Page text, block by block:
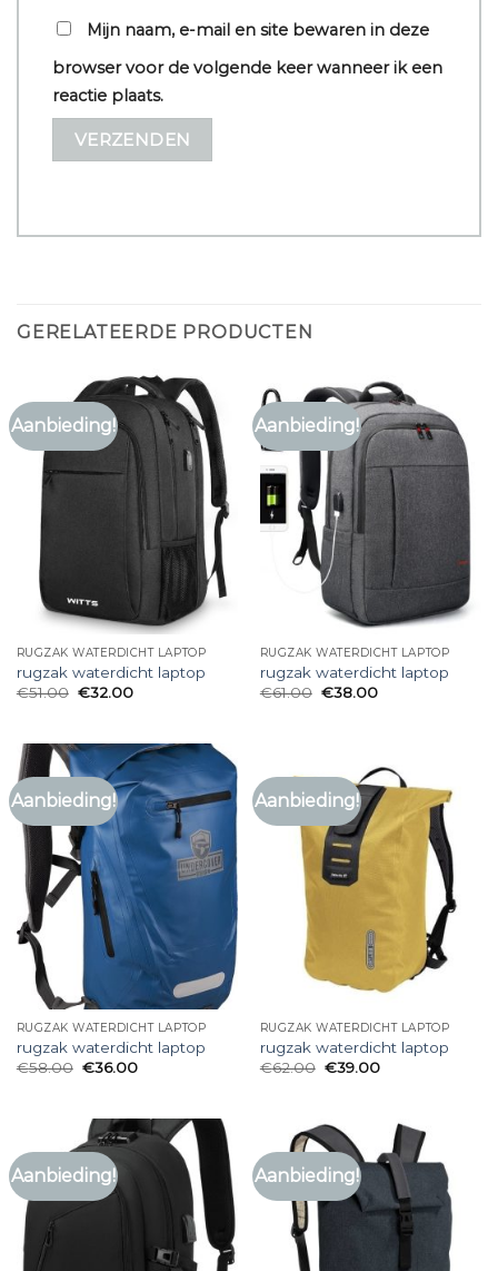
Mijn naam, e-mail en site bewaren in deze
browser voor de volgende keer wanneer ik een
reactie plaats.
GERELATEERDE PRODUCTEN
Aanbieding!
RUGZAK WATERDICHT LAPTOP
rugzak waterdicht laptop
€51.00 €32.00
Aanbieding!
RUGZAK WATERDICHT LAPTOP
rugzak waterdicht laptop
€61.00 €38.00
Aanbieding!
RUGZAK WATERDICHT LAPTOP
rugzak waterdicht laptop
€58.00 €36.00
Aanbieding!
RUGZAK WATERDICHT LAPTOP
rugzak waterdicht laptop
€62.00 €39.00
Aanbieding! Aanbieding!